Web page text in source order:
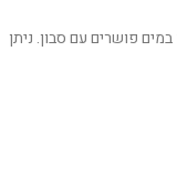
פושרים עם סבון. ניתן